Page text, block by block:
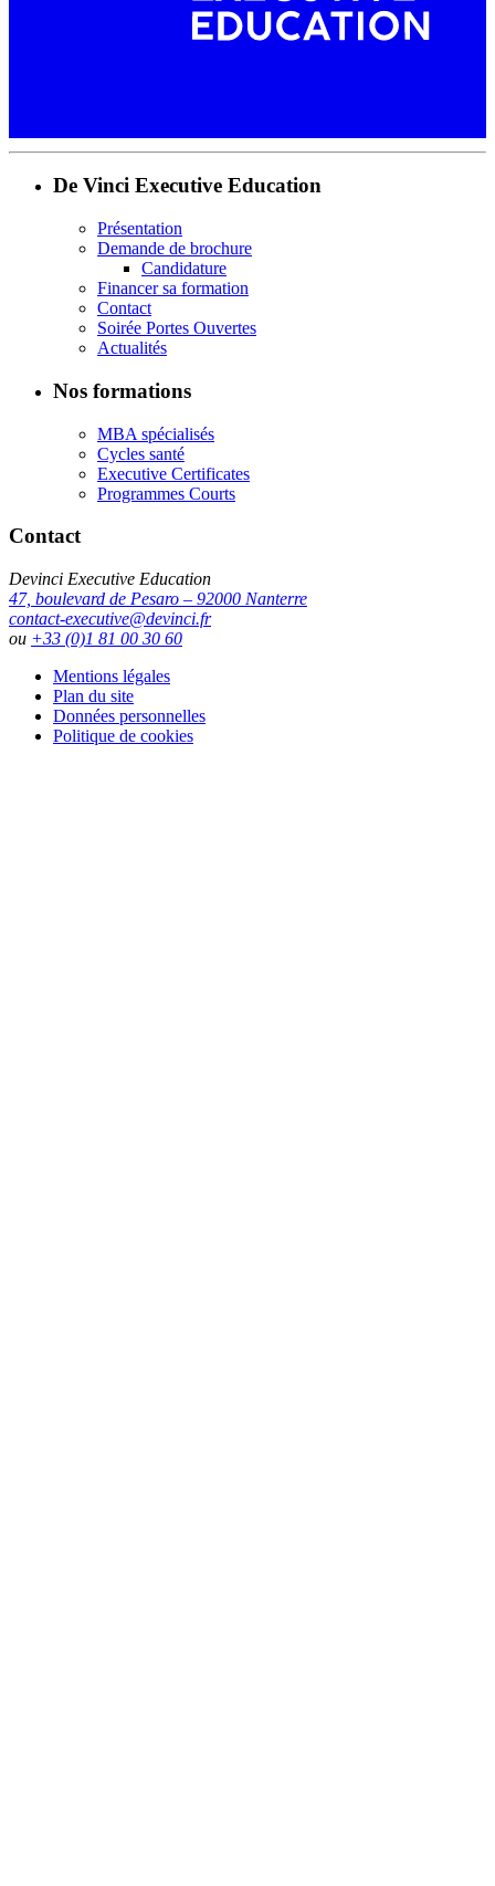
De Vinci Executive Education
Présentation
Demande de brochure
Candidature
Financer sa formation
Contact
Soirée Portes Ouvertes
Actualités
Nos formations
MBA spécialisés
Cycles santé
Executive Certificates
Programmes Courts
Contact
Devinci Executive Education
47, boulevard de Pesaro – 92000 Nanterre
contact-executive@devinci.fr
ou +33 (0)1 81 00 30 60
Mentions légales
Plan du site
Données personnelles
Politique de cookies